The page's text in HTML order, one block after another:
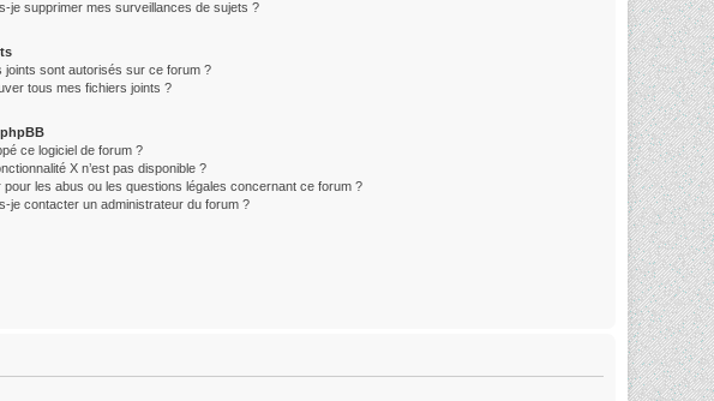
je supprimer mes surveillances de sujets ?
joints sont autorisés sur ce forum ?
tous mes fichiers joints ?
ce logiciel de forum ?
X n’est pas disponible ?
pour les abus ou les questions légales concernant ce forum ?
je contacter un administrateur du forum ?